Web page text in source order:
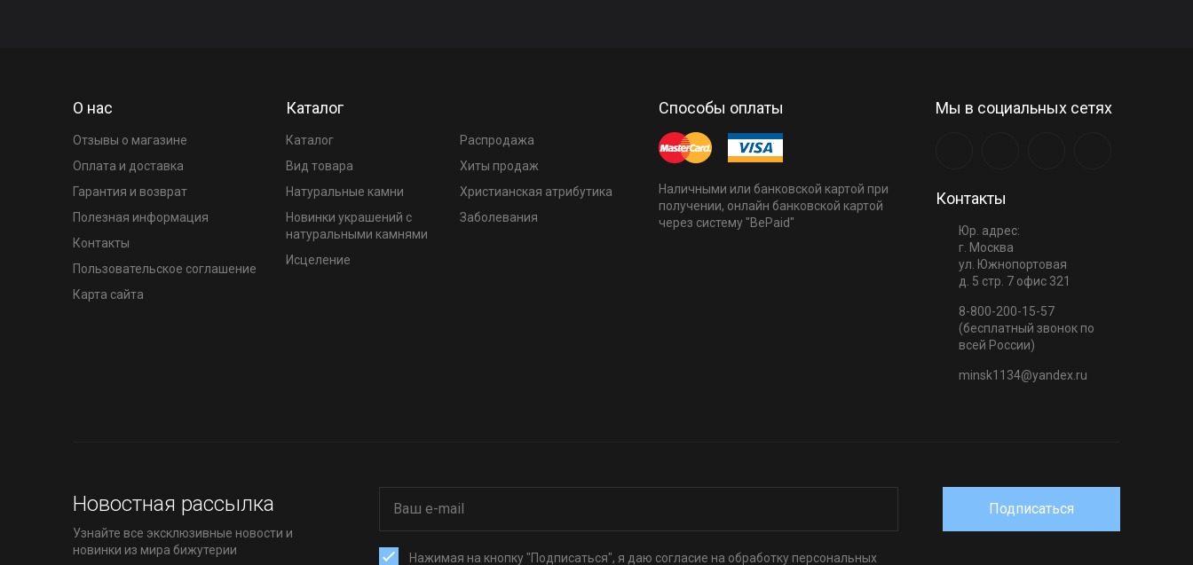
О нас
Отзывы о магазине
Оплата и доставка
Гарантия и возврат
Полезная информация
Контакты
Пользовательское соглашение
Карта сайта
Каталог
Каталог
Вид товара
Натуральные камни
Новинки украшений с
натуральными камнями
Распродажа
Хиты продаж
Христианская атрибутика
Заболевания
Исцеление
Способы оплаты
Наличными или банковской картой при
получении, онлайн банковской картой
через систему "BePaid"
Мы в социальных сетях
Контакты
Юр. адрес:
г. Москва
ул. Южнопортовая
д. 5 стр. 7 офис 321
8-800-200-15-57
(бесплатный звонок по
всей России)
minsk1134@yandex.ru
Новостная рассылка
Узнайте все эксклюзивные новости и
новинки из мира бижутерии
Нажимая на кнопку "Подписаться", я даю согласие на обработку персональных
Подписаться